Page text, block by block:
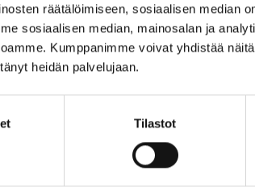
räätälöimiseen, sosiaalisen median
sosiaalisen median, mainosalan ja
Kumppanimme voivat yhdistää
heidän palvelujaan.
Tilastot
Toteutamme
konkreettisia
Mitä